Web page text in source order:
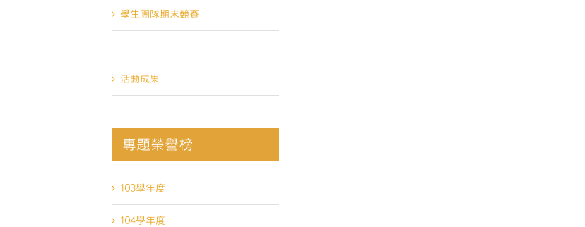
學生團隊期末競賽
活動成果
專題榮譽榜
103學年度
104學年度